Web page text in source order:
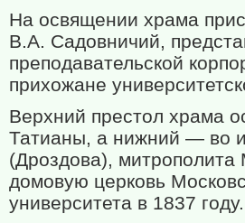
На освящении храма
В.А. Садовничий,
преподавательской
прихожане
Верхний престол храма
Татианы, а нижний — во
(Дроздова), митрополита
домовую церковь
университета в 1837 году.